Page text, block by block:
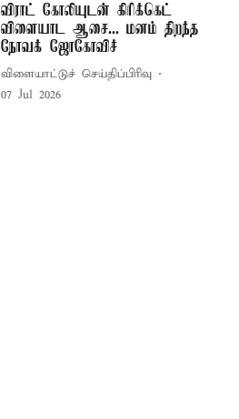
விராட் கோலியுடன் கிரிக்கெட்
விளையாட ஆசை... மனம் திறந்த
நோவக் ஜோகோவிச்
விளையாட்டுச் செய்திப்பிரிவு
07 Jul 2026